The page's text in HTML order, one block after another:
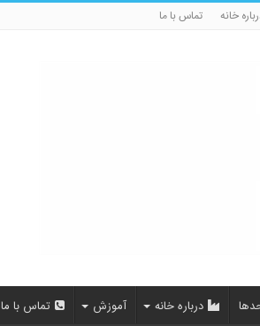
خانه تماس با ما
درباره خانه آموزش تماس با ما